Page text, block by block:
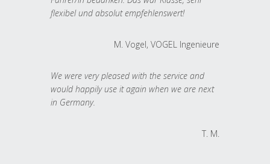
flexibel und absolut empfehlenswert!
M. Vogel, VOGEL Ingenieure
We were very pleased with the service and
would happily use it again when we are next
in Germany.
T. M.